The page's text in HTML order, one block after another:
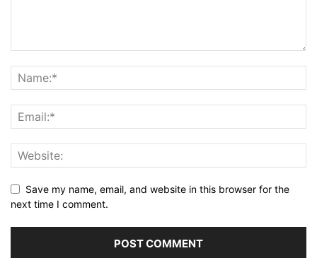
Save my name, email, and website in this browser for the
next time I comment.